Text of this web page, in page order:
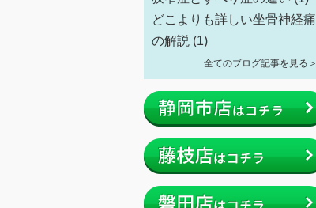
どこよりも詳しい坐骨神経痛
の解説 (1)
全てのブログ記事を見る＞